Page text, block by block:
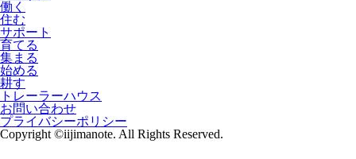
働く
住む
サポート
育てる
集まる
始める
耕す
トレーラーハウス
お問い合わせ
プライバシーポリシー
Copyright ©iijimanote. All Rights Reserved.